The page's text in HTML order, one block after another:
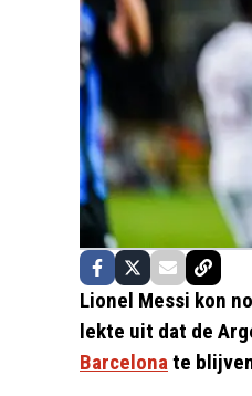
Lionel Messi kon
lekte uit dat de
Barcelona te